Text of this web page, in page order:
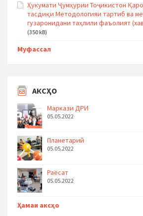
Ҳукумати Ҷумҳурии Тоҷикистон
тасдиқи Методологияи тартиб ва
гузаронидани таҳлили фаъолият
(350 kB)
Муфассал
АКСҲО
Маркази ДРИ
05.05.2022
Планетарий
05.05.2022
Раёсат
05.05.2022
Ҳамаи аксҳо